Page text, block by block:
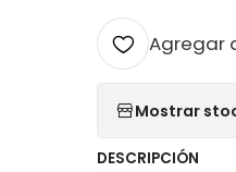
Agregar
Mostrar
DESCRIPCIÓN